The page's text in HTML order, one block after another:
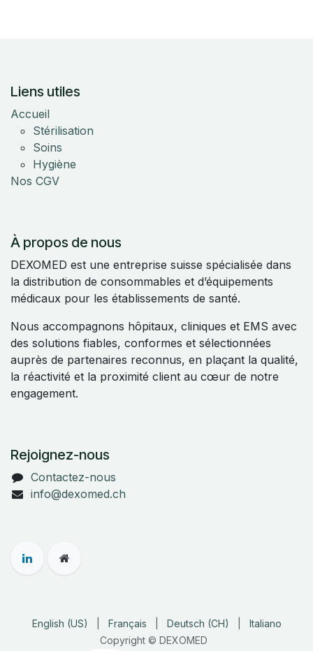
Liens utiles
Accueil
Stérilisation
Soins
Hygiène
Nos CGV
À propos de nous
DEXOMED est une entreprise suisse spécialisée dans
la distribution de consommables et d’équipements
médicaux pour les établissements de santé.
Nous accompagnons hôpitaux, cliniques et EMS avec
des solutions fiables, conformes et sélectionnées
auprès de partenaires reconnus, en plaçant la qualité,
la réactivité et la proximité client au cœur de notre
engagement.
Rejoignez-nous
Contactez-nous
info@dexomed.ch
Copyright © DEXOMED
English (US) Français Deutsch (CH) Italiano